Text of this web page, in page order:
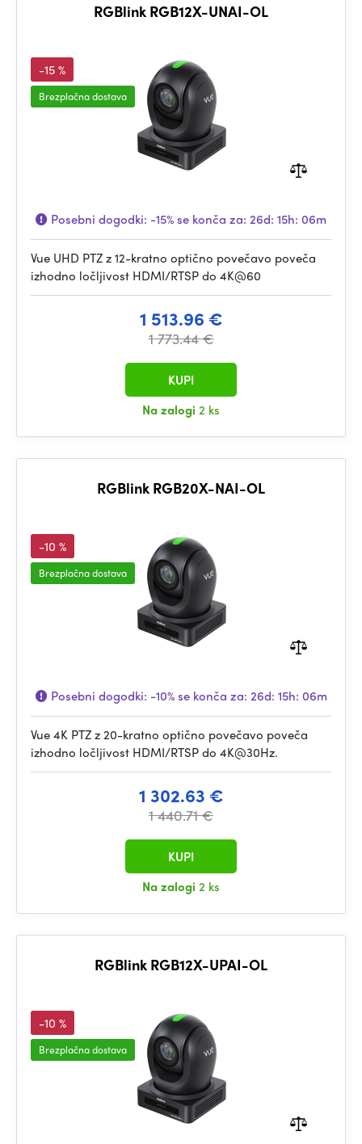
RGBlink RGB12X-UNAI-OL
-15 %
Brezplačna dostava
Posebni dogodki: -15%se konča za: 26d: 15h: 06m
Vue UHD PTZ z 12-kratno optično povečavo poveča
izhodno ločljivost HDMI/RTSP do 4K@60
1 513.96 €
1 773.44 €
Na zalogi 2 ks
KUPI
RGBlink RGB20X-NAI-OL
-10 %
Brezplačna dostava
Posebni dogodki: -10%se konča za: 26d: 15h: 06m
Vue 4K PTZ z 20-kratno optično povečavo poveča
izhodno ločljivost HDMI/RTSP do 4K@30Hz.
1 302.63 €
1 440.71 €
Na zalogi 2 ks
KUPI
RGBlink RGB12X-UPAI-OL
-10 %
Brezplačna dostava